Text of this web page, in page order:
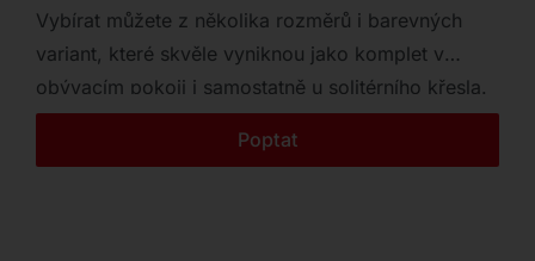
Outlet
Kontakt
Vybírat můžete z několika rozměrů i barevných
variant, které skvěle vyniknou jako komplet v
obývacím pokoji i samostatně u solitérního křesla.
Poptat